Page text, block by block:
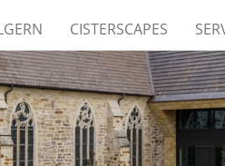
CISTERSCAPES